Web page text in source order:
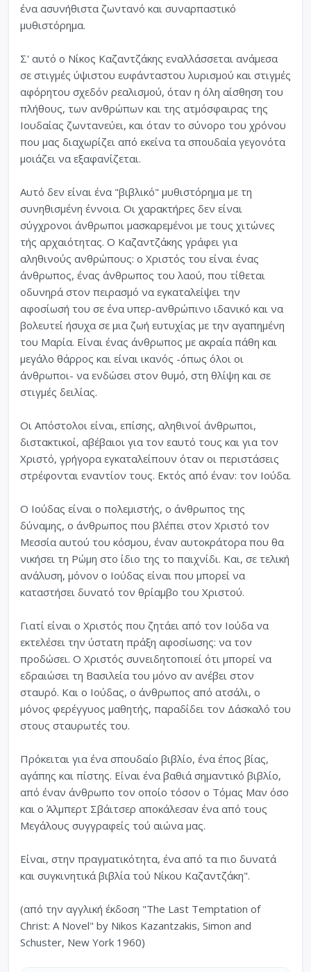
ένα ασυνήθιστα ζωντανό και συναρπαστικό
μυθιστόρημα.
Σ' αυτό ο Νίκος Καζαντζάκης εναλλάσσεται ανάμεσα
σε στιγμές ύψιστου ευφάνταστου λυρισμού και στιγμές
αφόρητου σχεδόν ρεαλισμού, όταν η όλη αίσθηση του
πλήθους, των ανθρώπων και της ατμόσφαιρας της
Ιουδαίας ζωντανεύει, και όταν το σύνορο του χρόνου
που μας διαχωρίζει από εκείνα τα σπουδαία γεγονότα
μοιάζει να εξαφανίζεται.
Αυτό δεν είναι ένα "βιβλικό" μυθιστόρημα με τη
συνηθισμένη έννοια. Οι χαρακτήρες δεν είναι
σύγχρονοι άνθρωποι μασκαρεμένοι με τους χιτώνες
τής αρχαιότητας. Ο Καζαντζάκης γράφει για
αληθινούς ανθρώπους: ο Χριστός του είναι ένας
άνθρωπος, ένας άνθρωπος του λαού, που τίθεται
οδυνηρά στον πειρασμό να εγκαταλείψει την
αφοσίωσή του σε ένα υπερ-ανθρώπινο ιδανικό και να
βολευτεί ήσυχα σε μια ζωή ευτυχίας με την αγαπημένη
του Μαρία. Είναι ένας άνθρωπος με ακραία πάθη και
μεγάλο θάρρος και είναι ικανός -όπως όλοι οι
άνθρωποι- να ενδώσει στον θυμό, στη θλίψη και σε
στιγμές δειλίας.
Οι Απόστολοι είναι, επίσης, αληθινοί άνθρωποι,
διστακτικοί, αβέβαιοι για τον εαυτό τους και για τον
Χριστό, γρήγορα εγκαταλείπουν όταν οι περιστάσεις
στρέφονται εναντίον τους. Εκτός από έναν: τον Ιούδα.
Ο Ιούδας είναι ο πολεμιστής, ο άνθρωπος της
δύναμης, ο άνθρωπος που βλέπει στον Χριστό τον
Μεσσία αυτού του κόσμου, έναν αυτοκράτορα που θα
νικήσει τη Ρώμη στο ίδιο της το παιχνίδι. Και, σε τελική
ανάλυση, μόνον ο Ιούδας είναι που μπορεί να
καταστήσει δυνατό τον θρίαμβο του Χριστού.
Γιατί είναι ο Χριστός που ζητάει από τον Ιούδα να
εκτελέσει την ύστατη πράξη αφοσίωσης: να τον
προδώσει. Ο Χριστός συνειδητοποιεί ότι μπορεί να
εδραιώσει τη Βασιλεία του μόνο αν ανέβει στον
σταυρό. Και ο Ιούδας, ο άνθρωπος από ατσάλι, ο
μόνος φερέγγυος μαθητής, παραδίδει τον Δάσκαλό του
στους σταυρωτές του.
Πρόκειται για ένα σπουδαίο βιβλίο, ένα έπος βίας,
αγάπης και πίστης. Είναι ένα βαθιά σημαντικό βιβλίο,
από έναν άνθρωπο τον οποίο τόσον ο Τόμας Μαν όσο
και ο Άλμπερτ Σβάιτσερ αποκάλεσαν ένα από τους
Μεγάλους συγγραφείς τού αιώνα μας.
Είναι, στην πραγματικότητα, ένα από τα πιο δυνατά
και συγκινητικά βιβλία τού Νίκου Καζαντζάκη".
(από την αγγλική έκδοση "The Last Temptation of
Christ: A Novel" by Nikos Kazantzakis, Simon and
Schuster, New York 1960)